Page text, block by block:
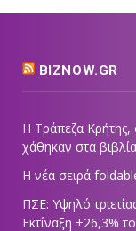
BIZNOW.GR
Η Τράπεζα Κρήτης,
χάθηκαν στα βιβλία
Η νέα σειρά
ΠΣΕ: Υψηλό
Εκτίναξη +26,3%